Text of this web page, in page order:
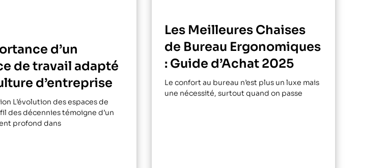
d’un
de travail adapté
d’entreprise
L’évolution des espaces de
des décennies témoigne d’un
profond dans
Les Meilleures Chaises
de Bureau Ergonomiques
: Guide d’Achat 2025
Le confort au bureau n’est plus un luxe mais
une nécessité, surtout quand on passe